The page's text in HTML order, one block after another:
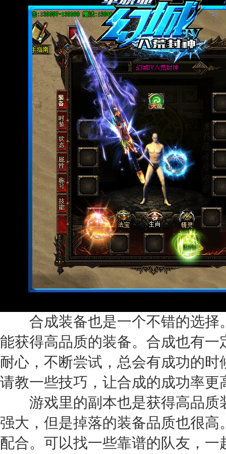
合成装备也是一个不错的选择
能获得高品质的装备。合成也有
耐心，不断尝试，总会有成功的
请教一些技巧，让合成的成功率更
游戏里的副本也是获得高品质
强大，但是掉落的装备品质也很
配合。可以找一些靠谱的队友，